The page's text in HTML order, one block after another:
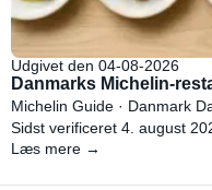
Udgivet den 04-08-2026
Danmarks Michelin-
Michelin Guide · Danmark
Sidst verificeret 4. august
Læs mere →